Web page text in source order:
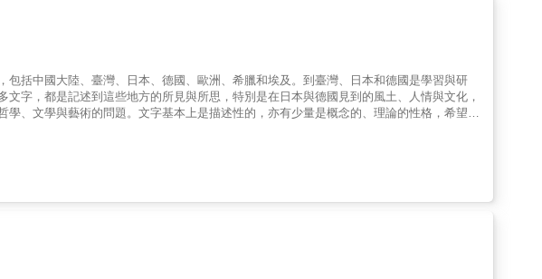
理學以及女性心理學，本書不只忠實呈現諾伊曼的思想精華，更展現了這位榮格思想拓荒
類意識最深處的風景。他不僅是榮格的嫡傳，更是我們理解心靈原型不可或缺的橋樑。
，想突破原著晦澀、更深入親近其人，甚至更具深度理解榮格思想的讀者，是必讀的選
更多的看見，相信它也會在不同讀者心中喚起不同的意象，進而對現實有更深刻而豐富的
｜精神科醫師、榮格分析師朱惠英｜諮商心理師、臨床心理師、國立嘉義大學輔導與諮商
法人臺北市磁山社會福利基金會董事蔡怡佳｜輔仁大學宗教學系教授魏宏晉｜實踐大學家
家、愛智者書窩版主
括中國大陸、臺灣、日本、德國、歐洲、希臘和埃及。到臺灣、日本和德國是學習與研
字，都是記述到這些地方的所見與所思，特別是在日本與德國見到的風土、人情與文化，
、文學與藝術的問題。文字基本上是描述性的，亦有少量是概念的、理論的性格，希望讀